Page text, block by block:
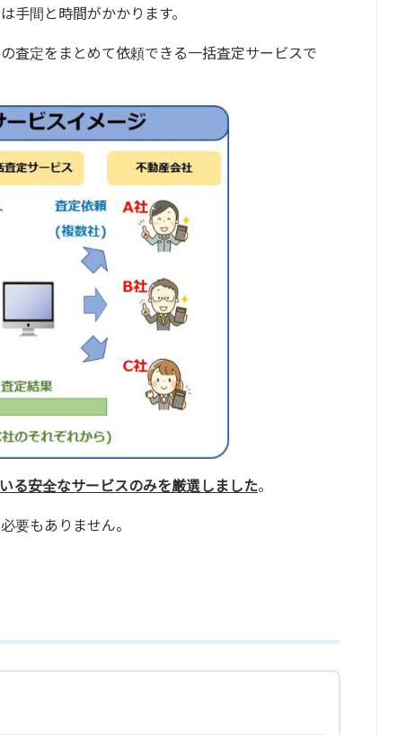
手間と時間がかかります。
査定をまとめて依頼できる一括査定サービスで
る安全なサービスのみを厳選しました。
要もありません。